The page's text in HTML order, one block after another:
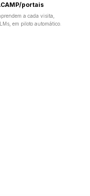
portais
a cada visita,
em piloto automático.